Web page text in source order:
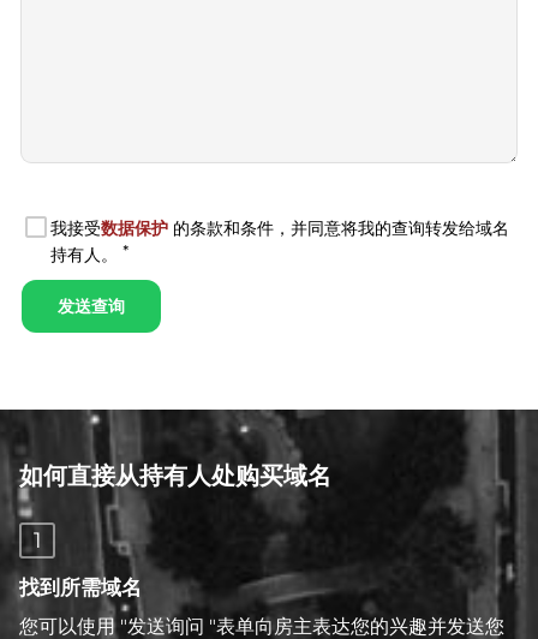
如何直接从持有人处购买域名
1
找到所需域名
您可以使用 "发送询问 "表单向房主表达您的兴趣并发送您